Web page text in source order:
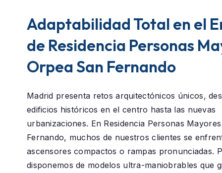
Adaptabilidad Total en el
de Residencia Personas
Orpea San Fernando
Madrid presenta retos arquitectónicos únicos,
edificios históricos en el centro hasta las nuevas
urbanizaciones. En Residencia Personas
Fernando, muchos de nuestros clientes se
ascensores compactos o rampas pronunciadas.
disponemos de modelos ultra-maniobrables que